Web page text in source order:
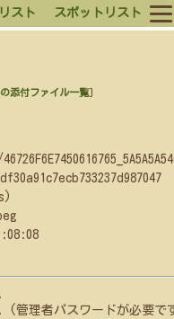
スト スポットリスト
添付ファイル一覧]
(管理者パスワードが必要で